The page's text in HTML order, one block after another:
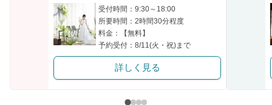
受付時間：9:30～18:00
所要時間：2時間30分程度
料金：【無料】
予約受付：8/11(火・祝)まで
詳しく見る